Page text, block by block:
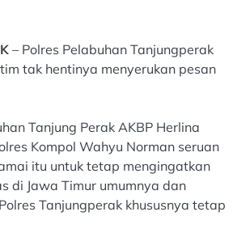
– Polres Pelabuhan Tanjungperak
tak hentinya menyerukan pesan
Tanjung Perak AKBP Herlina
Kompol Wahyu Norman seruan
itu untuk tetap mengingatkan
di Jawa Timur umumnya dan
Tanjungperak khususnya tetap